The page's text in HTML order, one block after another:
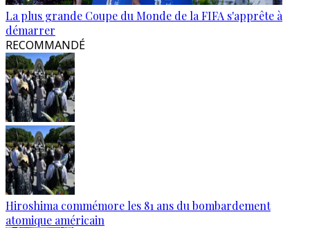
La plus grande Coupe du Monde de la FIFA s'apprête à
démarrer
RECOMMANDÉ
Hiroshima commémore les 81 ans du bombardement
atomique américain